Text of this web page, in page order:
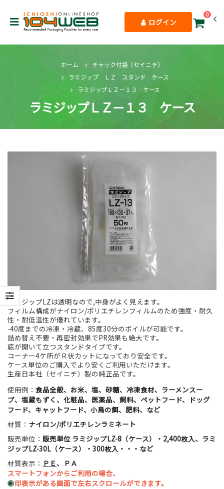
ログイン
0
ホーム
チャック付袋（セイニチ）
ラミジップ ＬＺ スタンド ケース
ラミジップＬＺ－１３ ケース
ラミジップＬＺ－１３ ケース
ラミジップLZは透明なので,中身がよく見えます。
フィルム構成がナイロン/ポリエチレンフィルムのため強度・耐久
性・耐低温性が優れています。
-40度までの冷凍・冷蔵、85度30分のボイルが可能です。
詰め替え不要・再密封効果でPR効果も絶大です。
底が開いて立つスタンドタイプです。
コーナー4ケ所がＲ状カットになっており安全です。
ケース単位のご購入でより安くご利用いただけます。
生産日本社（セイニチ）製の純正品です。
使用例：食品全般、お米、塩、砂糖、冷凍食材、ラーメンスー
プ、塩蔵もずく、化粧品、医薬品、飼料、ペットフード、ドッグ
フード、キャットフード、小鳥の餌、肥料、など
材質： ナイロン/ポリエチレンラミネート
販売単位： 販売単位 ラミジップLZ-8（ケース）・2,400枚入、ラミ
ジップLZ-30L（ケース）・300枚入・・・など
材質表示： ＰＥ、ＰＡ
スマートフォンからご利用の場合、
◉印表示がある画面で左右スクロールができます。